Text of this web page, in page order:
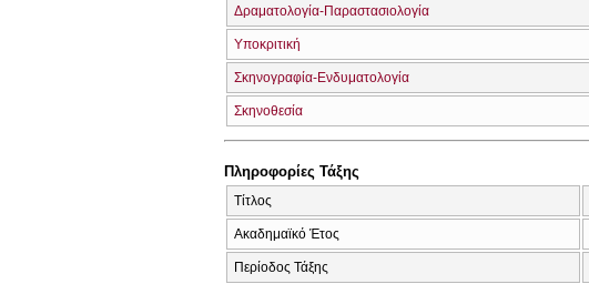
Δραματολογία-Παραστασιολογία
Υποκριτική
Σκηνογραφία-Ενδυματολογία
Σκηνοθεσία
Πληροφορίες Τάξης
Τίτλος
Ακαδημαϊκό Έτος
Περίοδος Τάξης